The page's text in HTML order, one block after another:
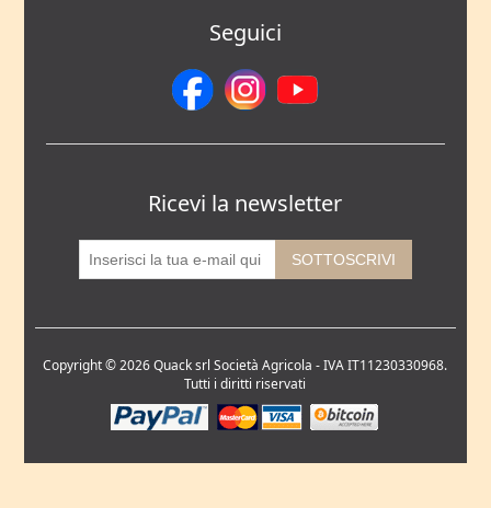
Seguici
Ricevi la newsletter
Copyright © 2026 Quack srl Società Agricola - IVA IT11230330968.
Tutti i diritti riservati